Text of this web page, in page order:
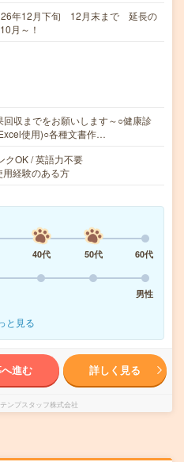
年12月下旬 12月末まで 延長の
月～！
回収までをお願いします～○健康診
使用)○各種文書作…
クOK / 英語力不要
経験のある方
40代 50代
60代
男性
と見る
進む 詳しく見る
ンプスタッフ株式会社